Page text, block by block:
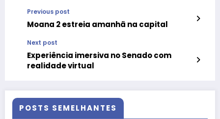
Previous post
Moana 2 estreia amanhã na capital
Next post
Experiência imersiva no Senado com
realidade virtual
POSTS SEMELHANTES